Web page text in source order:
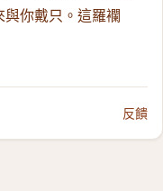
與你戴只。這羅襴
反饋